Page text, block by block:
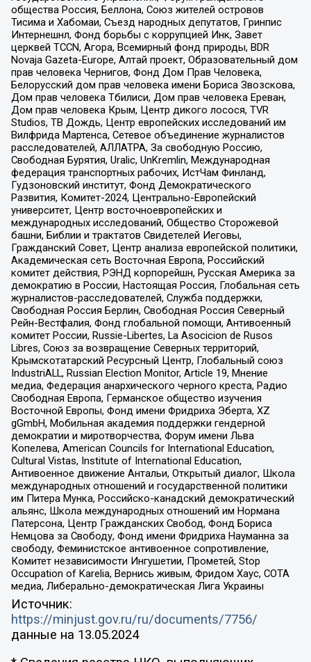
общества Россия, Беллона, Союз жителей островов
Тисима и Хабомаи, Съезд народных депутатов, Гринпис
Интернешнл, Фонд борьбы с коррупцией Инк, Завет
церквей TCCN, Агора, Всемирный фонд природы, BDR
Novaja Gazeta-Europe, Алтай проект, Образовательный дом
прав человека Чернигов, Фонд Дом Прав Человека,
Белорусский дом прав человека имени Бориса Звозскова,
Дом прав человека Тбилиси, Дом прав человека Ереван,
Дом прав человека Крым, Центр дикого лосося, TVR
Studios, ТВ Дождь, Центр европейских исследований им
Вилфрида Мартенса, Сетевое объединение журналистов
расследователей, АЛЛАТРА, За свободную Россию,
Свободная Бурятия, Uralic, UnKremlin, Международная
федерация транспортных рабочих, ИстЧам Финланд,
Гудзоновский институт, Фонд Демократического
Развития, Комитет-2024, Центрально-Европейский
университет, Центр восточноевропейских и
международных исследований, Общество Сторожевой
башни, Библии и трактатов Свидетелей Иеговы,
Гражданский Совет, Центр анализа европейской политики,
Академическая сеть Восточная Европа, Российский
комитет действия, РЭНД корпорейшн, Русская Америка за
демократию в России, Настоящая Россия, Глобальная сеть
журналистов-расследователей, Служба поддержки,
Свободная Россия Берлин, Свободная Россия Северный
Рейн-Вестфалия, Фонд глобальной помощи, Антивоенный
комитет России, Russie-Libertes, La Asocicion de Rusos
Libres, Союз за возвращение Северных территорий,
Крымскотатарский Ресурсный Центр, Глобальный союз
IndustriALL, Russian Election Monitor, Article 19, Мнение
медиа, Федерация анархического черного креста, Радио
Свободная Европа, Германское общество изучения
Восточной Европы, Фонд имени Фридриха Эберта, XZ
gGmbH, Мобильная академия поддержки гендерной
демократии и миротворчества, Форум имени Льва
Копелева, American Councils for International Education,
Cultural Vistas, Institute of International Education,
Антивоенное движение Антальи, Открытый диалог, Школа
международных отношений и государственной политики
им Питера Мунка, Российско-канадский демократический
альянс, Школа международных отношений им Нормана
Патерсона, Центр Гражданских Свобод, Фонд Бориса
Немцова за Свободу, Фонд имени Фридриха Науманна за
свободу, Феминистское антивоенное сопротивление,
Комитет независимости Ингушетии, Прометей, Stop
Occupation of Karelia, Вернись живым, Фридом Хаус, СОТА
медиа, Либерально-демократическая Лига Украины
Источник:
https://minjust.gov.ru/ru/documents/7756/
данные на 13.05.2024